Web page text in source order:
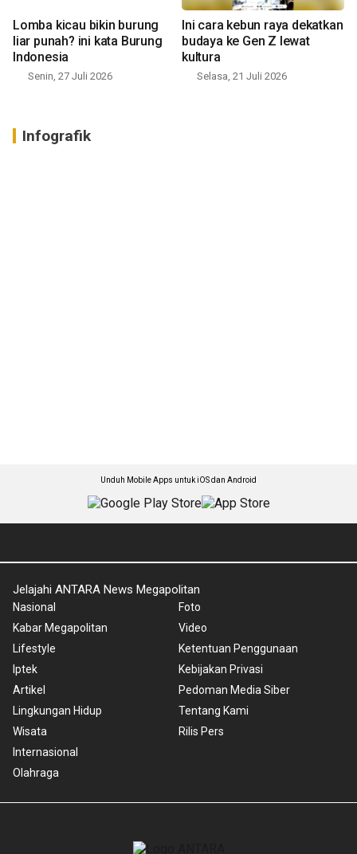
Lomba kicau bikin burung
liar punah? ini kata Burung
Indonesia
Senin, 27 Juli 2026
Ini cara kebun raya dekatkan
budaya ke Gen Z lewat
kultura
Selasa, 21 Juli 2026
Infografik
Unduh Mobile Apps untuk iOS dan Android
Jelajahi ANTARA News Megapolitan
Nasional
Kabar Megapolitan
Lifestyle
Iptek
Artikel
Lingkungan Hidup
Wisata
Internasional
Olahraga
Foto
Video
Ketentuan Penggunaan
Kebijakan Privasi
Pedoman Media Siber
Tentang Kami
Rilis Pers